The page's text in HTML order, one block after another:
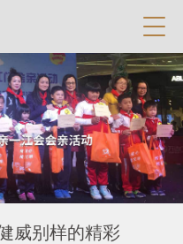
威别样的精彩